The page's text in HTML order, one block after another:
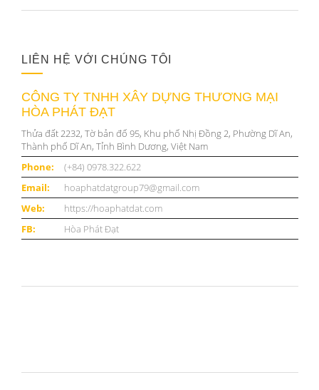
LIÊN HỆ VỚI CHÚNG TÔI
CÔNG TY TNHH XÂY DỰNG THƯƠNG MẠI
HÒA PHÁT ĐẠT
Thửa đất 2232, Tờ bản đố 95, Khu phố Nhị Đồng 2, Phường Dĩ An,
Thành phố Dĩ An, Tỉnh Bình Dương, Việt Nam
Phone:
(+84) 0978.322.622
Email:
hoaphatdatgroup79@gmail.com
Web:
https://hoaphatdat.com
FB:
Hòa Phát Đạt